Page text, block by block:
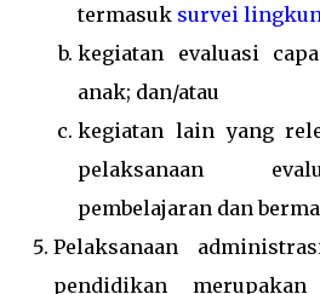
termasuk survei
kegiatan evaluasi
anak; dan/atau
kegiatan lain yang
pelaksanaan
pembelajaran dan
Pelaksanaan
pendidikan